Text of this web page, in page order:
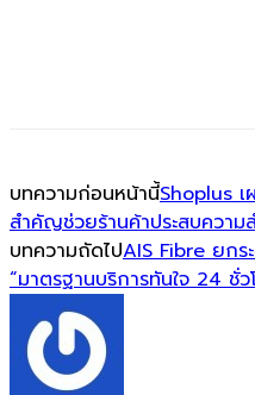
บทความก่อนหน้านี้Shoplus
สำคัญช่วยร้านค้าประสบความ
บทความถัดไปAIS Fibre ยกร
“มาตรฐานบริการทันใจ 24 ชั่ว